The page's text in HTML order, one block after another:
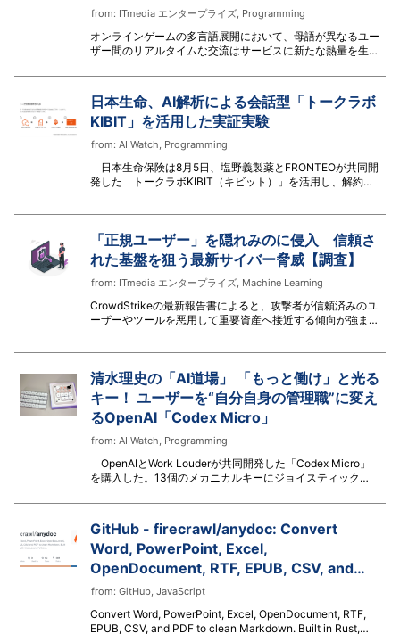
from: ITmedia エンタープライズ, Programming
オンラインゲームの多言語展開において、母語が異なるユー
ザー間のリアルタイムな交流はサービスに新たな熱量を生み
ョンゲーム「三國志 覇道」にAmazon Bedrockを活用した
チャット翻訳機能を実装。その開発過程と課題解決の舞台裏
を開発メンバーが明かした。
日本生命、AI解析による会話型「トークラボ
KIBIT」を活用した実証実験
from: AI Watch, Programming
日本生命保険は8月5日、塩野義製薬とFRONTEOが共同開
発した「トークラボKIBIT（キビット）」を活用し、解約、
「正規ユーザー」を隠れみのに侵入 信頼さ
れた基盤を狙う最新サイバー脅威【調査】
from: ITmedia エンタープライズ, Machine Learning
CrowdStrikeの最新報告書によると、攻撃者が信頼済みのユ
ーザーやツールを悪用して重要資産へ接近する傾向が強まっ
清水理史の「AI道場」 「もっと働け」と光る
キー！ ユーザーを“自分自身の管理職”に変え
るOpenAI「Codex Micro」
from: AI Watch, Programming
OpenAIとWork Louderが共同開発した「Codex Micro」
を購入した。13個のメカニカルキーにジョイスティック、
みで約46,000円）。見た目は左手デバイスの一種だが、実
際に使うと、単なるショートカットではない。AIエージェン
トの仕事を手元に可視化し、自分の働き方まで変えろと迫っ
てくる装置だった。
GitHub - firecrawl/anydoc: Convert
Word, PowerPoint, Excel,
OpenDocument, RTF, EPUB, CSV, and
PDF to clean Markdown. Built in Rust,
with Node.js and Python bindings.
from: GitHub, JavaScript
Convert Word, PowerPoint, Excel, OpenDocument, RTF,
EPUB, CSV, and PDF to clean Markdown. Built in Rust,